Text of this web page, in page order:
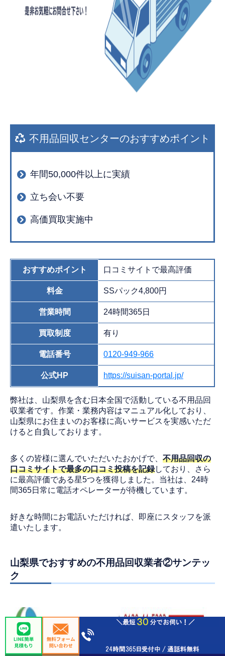
不用品回収センターのおすすめポイント
年間50,000件以上に実績
立ち会い不要
高価買取実施中
おすすめポイント 口コミサイトで最高評価
料金 SSパック4,800円
営業時間 24時間365日
買取制度 有り
電話番号 0120-949-966
公式HP https://suisan-portal.jp/
弊社は、山梨県を含む日本全国で活動している不用品回
収業者です。作業・業務内容はマニュアル化しており、
山梨県にお住まいのお客様に高いサービスを実感いただ
けると自負しております。
多くの皆様に選んでいただいたおかげで、 不用品回収の
口コミサイトで最多の口コミ投稿を記録しており、さら
に最高評価である星5つを獲得しました。当社は、24時
間365日常に電話オペレーターが待機しています。
好きな時間にお電話いただければ、即座にスタッフを派
遣いたします。
山梨県でおすすめの不用品回収業者②サンテッ
ク
0120-949-966